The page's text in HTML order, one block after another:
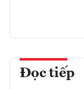
Đọc tiếp